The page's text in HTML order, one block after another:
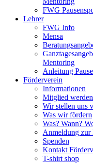
FWG
Lehrer
FWG Info
Mensa
Mentoring
Anleitung
Förderverein
Informationen
Mitglied werden
Wir stellen uns
Was wir fördern
Was? Wann?
Anmeldung zur
Spenden
Kontakt
T-shirt shop